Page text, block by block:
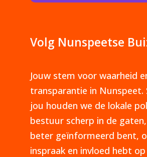
Volg Nunspeetse
Jouw stem voor waarheid
transparantie in Nunspeet.
jou houden we de lokale
bestuur scherp in de
beter geïnformeerd bent,
inspraak en invloed hebt